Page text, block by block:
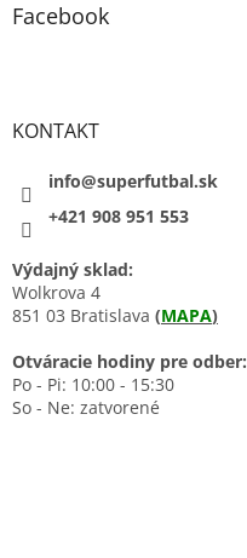
Facebook
KONTAKT
info@superfutbal.sk
+421 908 951 553
Výdajný sklad:
Wolkrova 4
851 03 Bratislava (MAPA)
Otváracie hodiny pre odber:
Po - Pi: 10:00 - 15:30
So - Ne: zatvorené